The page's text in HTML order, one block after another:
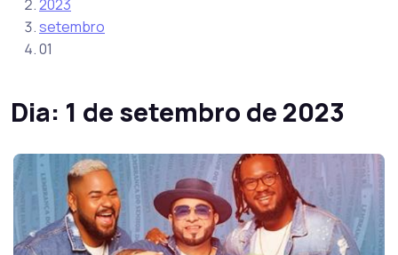
2023
setembro
01
Dia: 1 de setembro de 2023